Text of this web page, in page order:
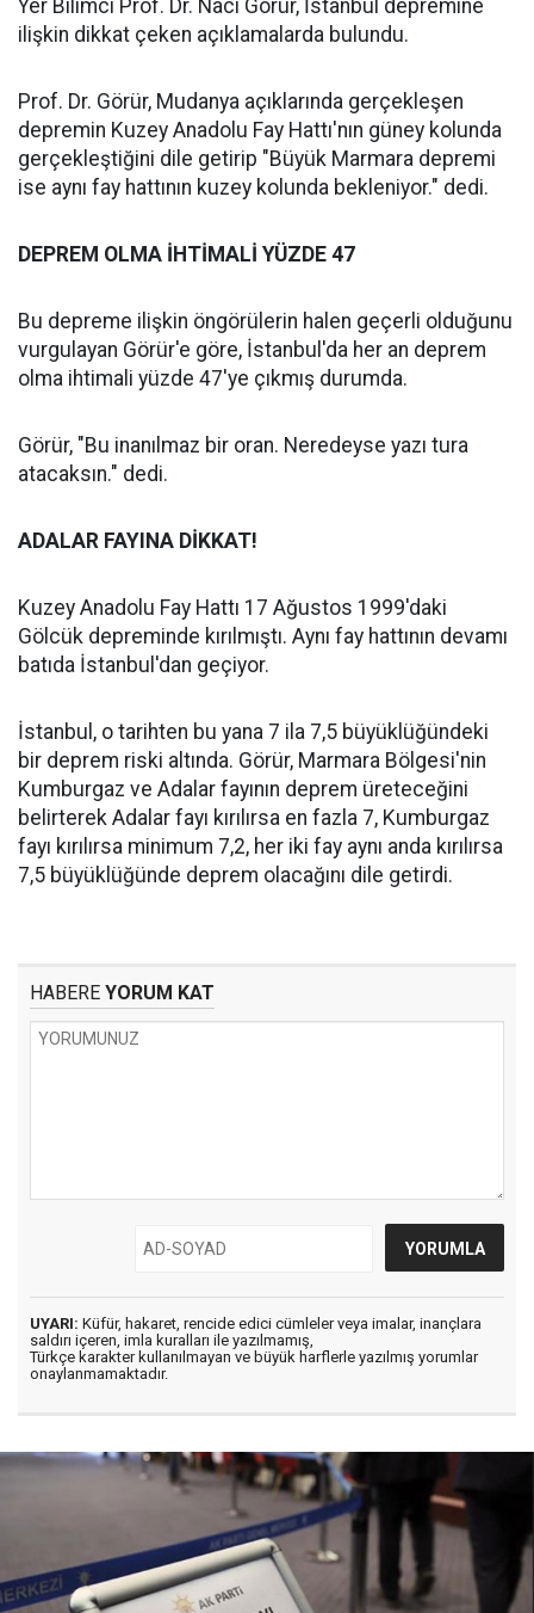
Yer Bilimci Prof. Dr. Naci Görür, İstanbul depremine
ilişkin dikkat çeken açıklamalarda bulundu.
Prof. Dr. Görür, Mudanya açıklarında gerçekleşen
depremin Kuzey Anadolu Fay Hattı'nın güney kolunda
gerçekleştiğini dile getirip "Büyük Marmara depremi
ise aynı fay hattının kuzey kolunda bekleniyor." dedi.
DEPREM OLMA İHTİMALİ YÜZDE 47
Bu depreme ilişkin öngörülerin halen geçerli olduğunu
vurgulayan Görür'e göre, İstanbul'da her an deprem
olma ihtimali yüzde 47'ye çıkmış durumda.
Görür, "Bu inanılmaz bir oran. Neredeyse yazı tura
atacaksın." dedi.
ADALAR FAYINA DİKKAT!
Kuzey Anadolu Fay Hattı 17 Ağustos 1999'daki
Gölcük depreminde kırılmıştı. Aynı fay hattının devamı
batıda İstanbul'dan geçiyor.
İstanbul, o tarihten bu yana 7 ila 7,5 büyüklüğündeki
bir deprem riski altında. Görür, Marmara Bölgesi'nin
Kumburgaz ve Adalar fayının deprem üreteceğini
belirterek Adalar fayı kırılırsa en fazla 7, Kumburgaz
fayı kırılırsa minimum 7,2, her iki fay aynı anda kırılırsa
7,5 büyüklüğünde deprem olacağını dile getirdi.
HABERE YORUM KAT
UYARI: Küfür, hakaret, rencide edici cümleler veya imalar, inançlara
saldırı içeren, imla kuralları ile yazılmamış,
Türkçe karakter kullanılmayan ve büyük harflerle yazılmış yorumlar
onaylanmamaktadır.